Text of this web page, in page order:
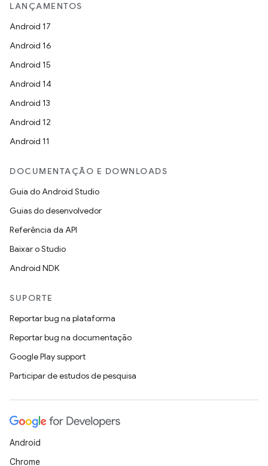
LANÇAMENTOS
Android 17
Android 16
Android 15
Android 14
Android 13
Android 12
Android 11
DOCUMENTAÇÃO E DOWNLOADS
Guia do Android Studio
Guias do desenvolvedor
Referência da API
Baixar o Studio
Android NDK
SUPORTE
Reportar bug na plataforma
Reportar bug na documentação
Google Play support
Participar de estudos de pesquisa
Android
Chrome